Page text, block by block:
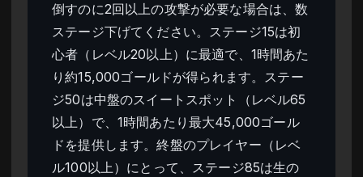
倒すのに2回以上の攻撃が必要な場合は、数
ステージ下げてください。ステージ15は初
心者（レベル20以上）に最適で、1時間あた
り約15,000ゴールドが得られます。ステー
ジ50は中盤のスイートスポット（レベル65
以上）で、1時間あたり最大45,000ゴール
ドを提供します。終盤のプレイヤー（レベ
ル100以上）にとって、ステージ85は生の